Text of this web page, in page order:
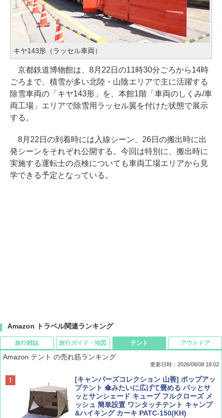
キヤ143形（ラッセル車両）
京都鉄道博物館は、8月22日の11時30分ごろから14時
ごろまで、積雪が多い北陸・山陰エリアで主に活躍する
除雪車両の「キヤ143形」を、本館1階「車両のしくみ/車
両工場」エリアで除雪用ラッセル翼を付けた状態で展示
する。
8月22日の到着時には入線シーン、26日の搬出時に出
発シーンをそれぞれ公開する。今回は特別に、搬出時に
実施する運転士の点検についても車両工場エリアから見
学できる予定となっている。
Amazon トラベル関連ランキング
旅行雑誌
BE-PAL(ビ-パル) 2026年 9 月号【特別付録:
SOTO ミニマル"旅"財布 ランダム2種】
￥1,500
旅行ガイド・地図
D40 地球の歩き方 チェンマイ タイ北部の魅
力的な町 2026～2027 地球の歩き方D アジア
￥2,079
テント
Amazon テント の売れ筋ランキング
更新日時：2026/08/08 18:02
[キャンパーズコレクション 山善] ポップアッ
プテント 傘みたいに広げて畳める パッとサ
ッとサンシェード キューブ フルクローズ メ
ッシュ 簡単設置 ワンタッチテント キャンプ
&ハイキング カーキ PATC-150(KH)
アウトドア